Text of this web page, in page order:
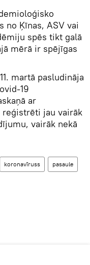
no Ķīnas, ASV vai
spēs tikt galā
mērā ir spējīgas
martā pasludināja
19
ar
reģistrēti jau vairāk
vairāk nekā
koronavīruss pasaule